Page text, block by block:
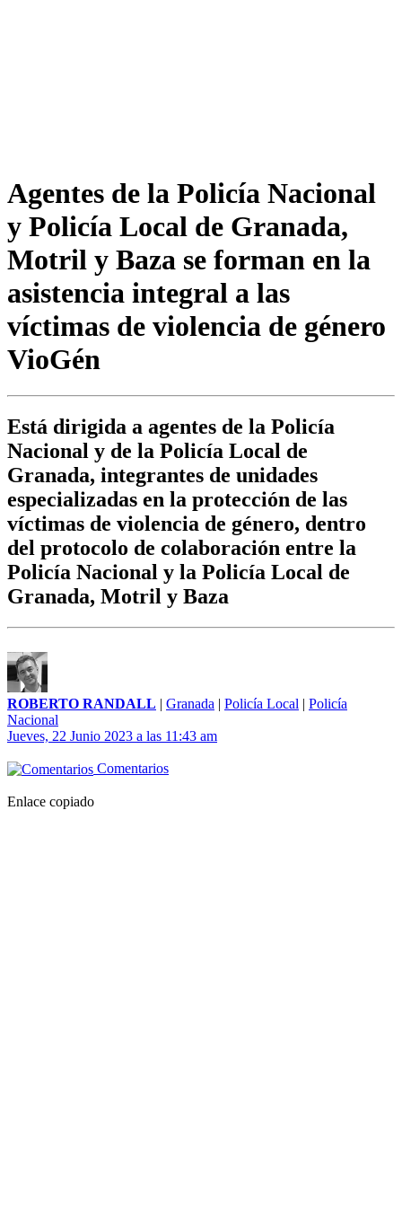
Agentes de la Policía Nacional
y Policía Local de Granada,
Motril y Baza se forman en la
asistencia integral a las
víctimas de violencia de género
VioGén
Está dirigida a agentes de la Policía
Nacional y de la Policía Local de
Granada, integrantes de unidades
especializadas en la protección de las
víctimas de violencia de género, dentro
del protocolo de colaboración entre la
Policía Nacional y la Policía Local de
Granada, Motril y Baza
ROBERTO RANDALL | Granada | Policía Local | Policía
Nacional
Jueves, 22 Junio 2023 a las 11:43 am
Comentarios
Enlace copiado